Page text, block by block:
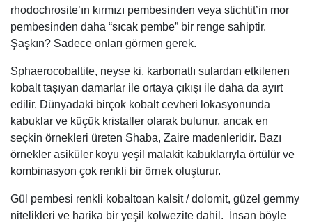
rhodochrosite’ın kırmızı pembesinden veya stichtit’in mor
pembesinden daha “sıcak pembe” bir renge sahiptir.
Şaşkın? Sadece onları görmen gerek.
Sphaerocobaltite, neyse ki, karbonatlı sulardan etkilenen
kobalt taşıyan damarlar ile ortaya çıkışı ile daha da ayırt
edilir. Dünyadaki birçok kobalt cevheri lokasyonunda
kabuklar ve küçük kristaller olarak bulunur, ancak en
seçkin örnekleri üreten Shaba, Zaire madenleridir. Bazı
örnekler asiküler koyu yeşil malakit kabuklarıyla örtülür ve
kombinasyon çok renkli bir örnek oluşturur.
Gül pembesi renkli kobaltoan kalsit / dolomit, güzel gemmy
nitelikleri ve harika bir yeşil kolwezite dahil. İnsan böyle